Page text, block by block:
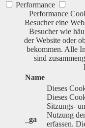
Performance
Performance
Besucher eine
Besucher wie
der Website oder
bekommen. Alle
sind
Name
_ga
Dieses
Dieses
Sitzungs-
Nutzung
erfassen.